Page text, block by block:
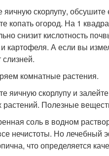
яичную скорлупу,
копать огород. На 1
снизит кислотность
картофеля. А если вы
слизней.
комнатные растения.
яичную скорлупу и
растений. Полезные
соль в водном
нечистоты. Но лечебный
что определяется